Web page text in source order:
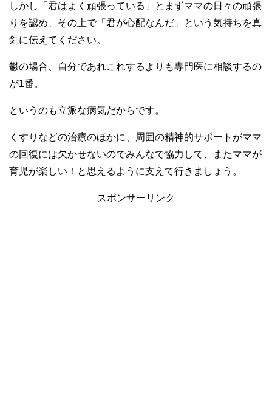
しかし「君はよく頑張っている」とまずママの日々の頑張
りを認め、その上で「君が心配なんだ」という気持ちを真
剣に伝えてください。
鬱の場合、自分であれこれするよりも専門医に相談するの
が1番。
というのも立派な病気だからです。
くすりなどの治療のほかに、周囲の精神的サポートがママ
の回復には欠かせないのでみんなで協力して、またママが
育児が楽しい！と思えるように支えて行きましょう。
スポンサーリンク